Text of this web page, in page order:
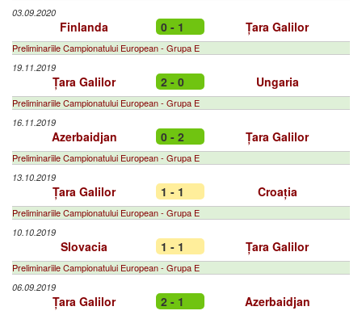
03.09.2020
Finlanda 0 - 1 Țara Galilor
Preliminariile Campionatului European - Grupa E
19.11.2019
Țara Galilor 2 - 0 Ungaria
Preliminariile Campionatului European - Grupa E
16.11.2019
Azerbaidjan 0 - 2 Țara Galilor
Preliminariile Campionatului European - Grupa E
13.10.2019
Țara Galilor 1 - 1 Croația
Preliminariile Campionatului European - Grupa E
10.10.2019
Slovacia 1 - 1 Țara Galilor
Preliminariile Campionatului European - Grupa E
06.09.2019
Țara Galilor 2 - 1 Azerbaidjan